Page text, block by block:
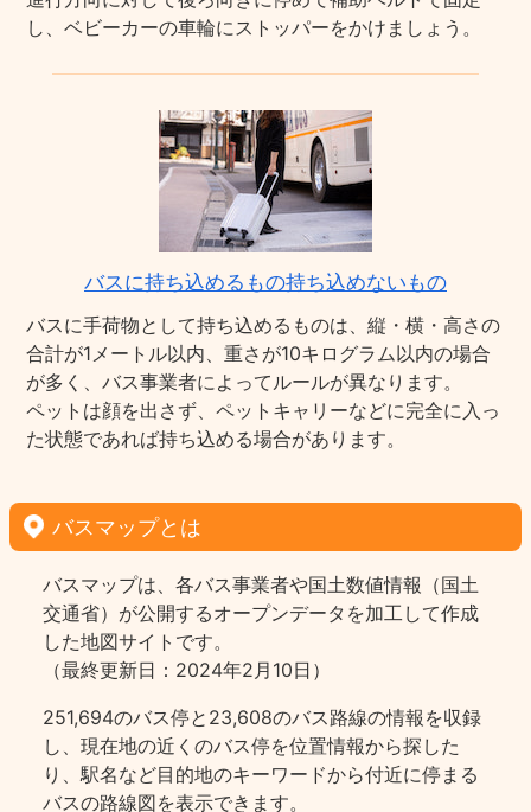
し、ベビーカーの車輪にストッパーをかけましょう。
バスに持ち込めるもの持ち込めないもの
バスに手荷物として持ち込めるものは、縦・横・高さの
合計が1メートル以内、重さが10キログラム以内の場合
が多く、バス事業者によってルールが異なります。
ペットは顔を出さず、ペットキャリーなどに完全に入っ
た状態であれば持ち込める場合があります。
バスマップとは
バスマップは、各バス事業者や国土数値情報（国土
交通省）が公開するオープンデータを加工して作成
した地図サイトです。
（最終更新日：2024年2月10日）
251,694のバス停と23,608のバス路線の情報を収録
し、現在地の近くのバス停を位置情報から探した
り、駅名など目的地のキーワードから付近に停まる
バスの路線図を表示できます。